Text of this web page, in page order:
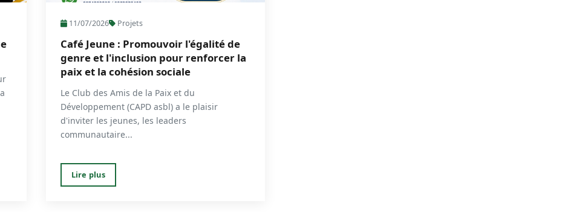
11/07/2026 Projets
Café Jeune : Promouvoir l'égalité de
genre et l'inclusion pour renforcer la
paix et la cohésion sociale
Le Club des Amis de la Paix et du
Développement (CAPD asbl) a le plaisir
d'inviter les jeunes, les leaders
communautaire...
Lire plus